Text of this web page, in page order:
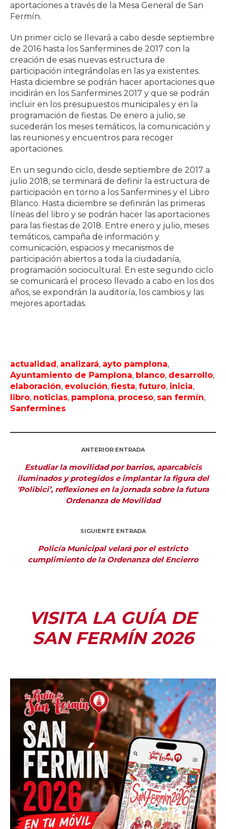
aportaciones a través de la Mesa General de San
Fermín.
Un primer ciclo se llevará a cabo desde septiembre
de 2016 hasta los Sanfermines de 2017 con la
creación de esas nuevas estructura de
participación integrándolas en las ya existentes.
Hasta diciembre se podrán hacer aportaciones que
incidirán en los Sanfermines 2017 y que se podrán
incluir en los presupuestos municipales y en la
programación de fiestas. De enero a julio, se
sucederán los meses temáticos, la comunicación y
las reuniones y encuentros para recoger
aportaciones.
En un segundo ciclo, desde septiembre de 2017 a
julio 2018, se terminará de definir la estructura de
participación en torno a los Sanfermines y el Libro
Blanco. Hasta diciembre se definirán las primeras
líneas del libro y se podrán hacer las aportaciones
para las fiestas de 2018. Entre enero y julio, meses
temáticos, campaña de información y
comunicación, espacios y mecanismos de
participación abiertos a toda la ciudadanía,
programación sociocultural. En este segundo ciclo
se comunicará el proceso llevado a cabo en los dos
años, se expondrán la auditoría, los cambios y las
mejores aportadas.
actualidad, analizará, ayto pamplona,
Ayuntamiento de Pamplona, blanco, desarrollo,
elaboración, evolución, fiesta, futuro, inicia,
libro, noticias, pamplona, proceso, san fermín,
Sanfermines
ANTERIOR ENTRADA
Estudiar la movilidad por barrios, aparcabicis
iluminados y protegidos e implantar la figura del
'Polibici’, reflexiones en la jornada sobre la futura
Ordenanza de Movilidad
SIGUIENTE ENTRADA
Policía Municipal velará por el estricto
cumplimiento de la Ordenanza del Encierro
VISITA LA GUÍA DE
SAN FERMÍN 2026